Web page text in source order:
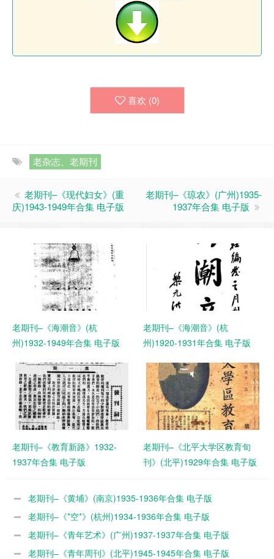
喜欢 (0)
老杂志、老期刊
老期刊–《现代妇女》(重
庆)1943-1949年合集 电子版
老期刊–《琼农》(广州)1935-
1937年合集 电子版
老期刊–《海潮音》(杭
州)1932-1949年合集 电子版
老期刊–《海潮音》(杭
州)1920-1931年合集 电子版
老期刊–《教育新路》1932-
1937年合集 电子版
老期刊–《北平大学区教育旬
刊》(北平)1929年合集 电子版
老期刊–《黄埔》(南京)1935-1936年合集 电子版
老期刊–《*空*》(杭州)1934-1936年合集 电子版
老期刊–《青年艺术》(广州)1937-1937年合集 电子版
老期刊–《青年周刊》(北平)1945-1945年合集 电子版